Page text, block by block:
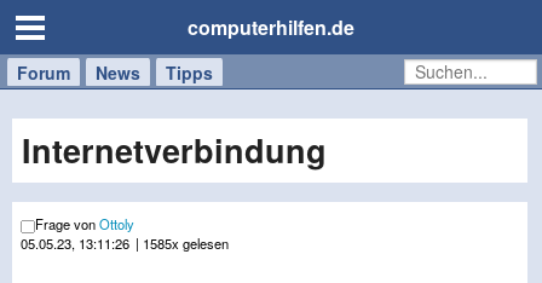
computerhilfen.de
Forum News Tipps
Handy
Tablet
Windows
Mac
Internetverbindung
Frage vonOttoly
05.05.23, 13:11:26 | 1585x gelesen